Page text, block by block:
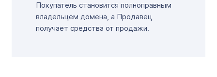
Покупатель становится полноправным
владельцем домена, а Продавец
получает средства от продажи.